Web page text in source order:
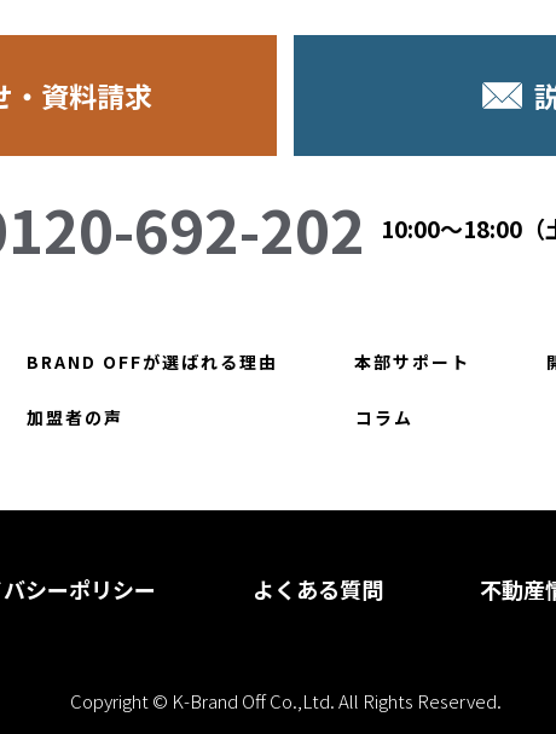
・資料請求
692-202 10:00～18:00（
BRAND OFFが選ばれる理由 本部サポート
加盟者の声 コラム
シーポリシー よくある質問 不動産
Copyright © K-Brand Off Co.,Ltd. All Rights Reserved.